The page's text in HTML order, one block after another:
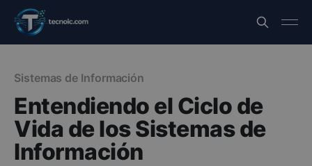
Sistemas de Información
Entendiendo el Ciclo de
Vida de los Sistemas de
Información